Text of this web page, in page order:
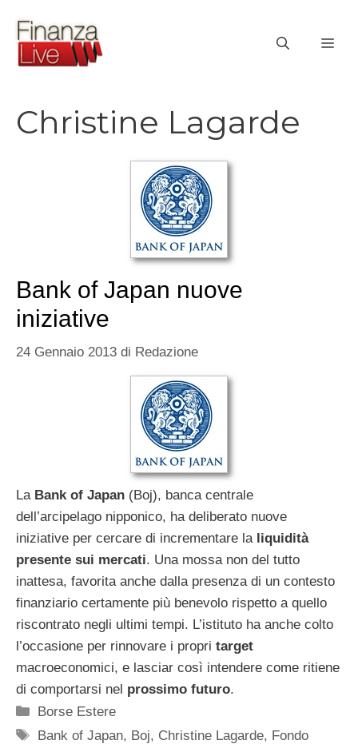
contenuto
Christine Lagarde
Bank of Japan nuove
iniziative
24 Gennaio 2013 di Redazione
La Bank of Japan (Boj), banca centrale
dell’arcipelago nipponico, ha deliberato nuove
iniziative per cercare di incrementare la liquidità
presente sui mercati. Una mossa non del tutto
inattesa, favorita anche dalla presenza di un contesto
finanziario certamente più benevolo rispetto a quello
riscontrato negli ultimi tempi. L’istituto ha anche colto
l’occasione per rinnovare i propri target
macroeconomici, e lasciar così intendere come ritiene
di comportarsi nel prossimo futuro.
Categorie
Borse Estere
Tag
Bank of Japan, Boj, Christine Lagarde, Fondo